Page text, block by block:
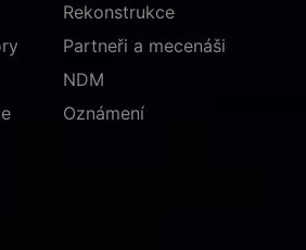
Rekonstrukce
Partneři a mecenáši
NDM
Oznámení